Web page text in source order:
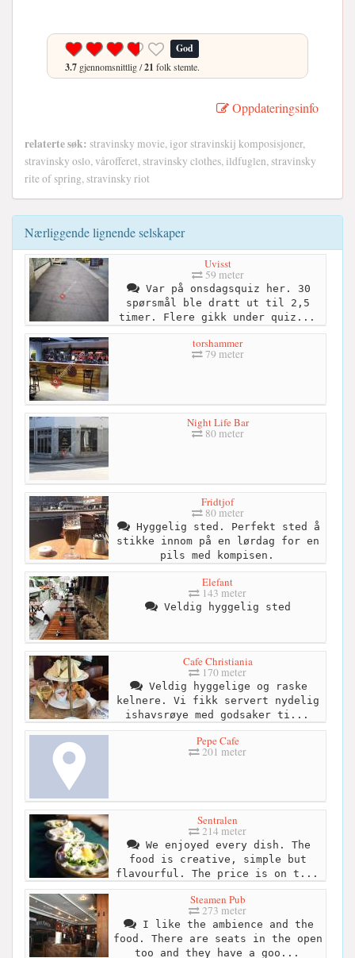
God
3.7 gjennomsnittlig /21 folk stemte.
Oppdateringsinfo
relaterte søk: stravinsky movie, igor stravinskij komposisjoner,
stravinsky oslo, vårofferet, stravinsky clothes, ildfuglen, stravinsky
rite of spring, stravinsky riot
Nærliggende lignende selskaper
Uvisst
59 meter
Var på onsdagsquiz her. 30
spørsmål ble dratt ut til 2,5
timer. Flere gikk under quiz...
torshammer
79 meter
Night Life Bar
80 meter
Fridtjof
80 meter
Hyggelig sted. Perfekt sted å
stikke innom på en lørdag for en
pils med kompisen.
Elefant
143 meter
Veldig hyggelig sted
Cafe Christiania
170 meter
Veldig hyggelige og raske
kelnere. Vi fikk servert nydelig
ishavsrøye med godsaker ti...
Pepe Cafe
201 meter
Sentralen
214 meter
We enjoyed every dish. The
food is creative, simple but
flavourful. The price is on t...
Steamen Pub
273 meter
I like the ambience and the
food. There are seats in the open
too and they have a goo...